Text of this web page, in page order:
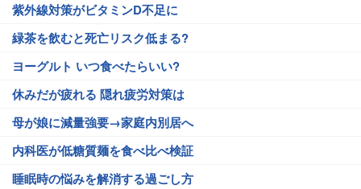
紫外線対策がビタミンD不足に
緑茶を飲むと死亡リスク低まる?
ヨーグルト いつ食べたらいい?
休みだが疲れる 隠れ疲労対策は
母が娘に減量強要→家庭内別居へ
内科医が低糖質麺を食べ比べ検証
睡眠時の悩みを解消する過ごし方